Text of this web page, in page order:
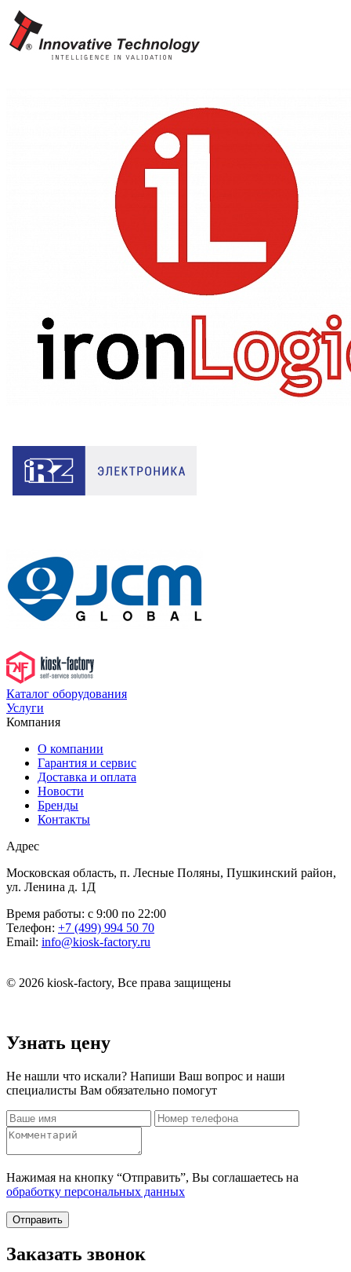
Каталог оборудования
Услуги
Компания
О компании
Гарантия и сервис
Доставка и оплата
Новости
Бренды
Контакты
Адрес
Московская область, п. Лесные Поляны, Пушкинский район,
ул. Ленина д. 1Д
Время работы: с 9:00 по 22:00
Телефон: +7 (499) 994 50 70
Email: info@kiosk-factory.ru
© 2026 kiosk-factory, Все права защищены
Узнать цену
Не нашли что искали? Напиши Ваш вопрос и наши
специалисты Вам обязательно помогут
Нажимая на кнопку “Отправить”, Вы соглашаетесь на
обработку персональных данных
Отправить
Заказать звонок